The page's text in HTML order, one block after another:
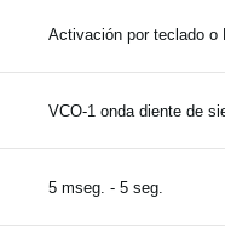
Activación por teclado o
VCO-1 onda diente de
5 mseg. - 5 seg.